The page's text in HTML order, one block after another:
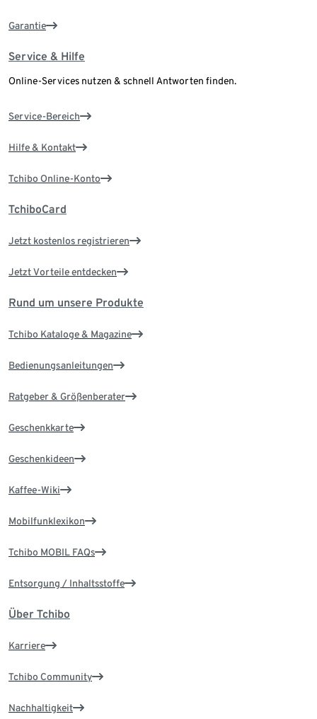
Garantie
Service & Hilfe
Online-Services nutzen & schnell Antworten finden.
Service-Bereich
Hilfe & Kontakt
Tchibo Online-Konto
TchiboCard
Jetzt kostenlos registrieren
Jetzt Vorteile entdecken
Rund um unsere Produkte
Tchibo Kataloge & Magazine
Bedienungsanleitungen
Ratgeber & Größenberater
Geschenkkarte
Geschenkideen
Kaffee-Wiki
Mobilfunklexikon
Tchibo MOBIL FAQs
Entsorgung / Inhaltsstoffe
Über Tchibo
Karriere
Tchibo Community
Nachhaltigkeit